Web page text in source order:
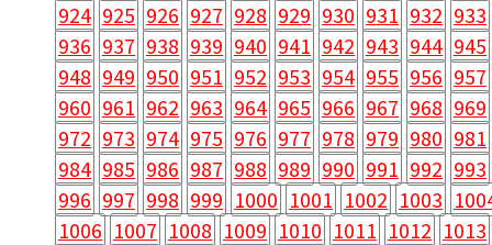
924 925 926 927 928 929 930 931 932 933
936 937 938 939 940 941 942 943 944 945
948 949 950 951 952 953 954 955 956 957
960 961 962 963 964 965 966 967 968 969
972 973 974 975 976 977 978 979 980 981
984 985 986 987 988 989 990 991 992 993
996 997 998 999 1000 1001 1002 1003
1006 1007 1008 1009 1010 1011 1012 1013